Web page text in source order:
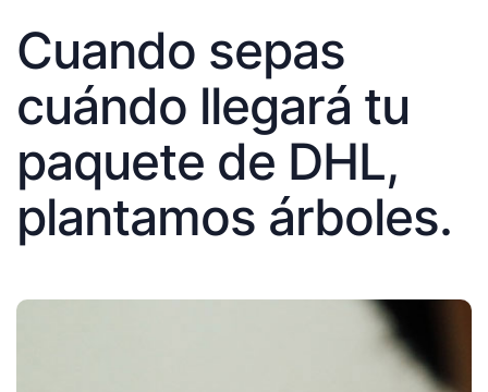
Cuando sepas
cuándo llegará tu
paquete de DHL,
plantamos árboles.